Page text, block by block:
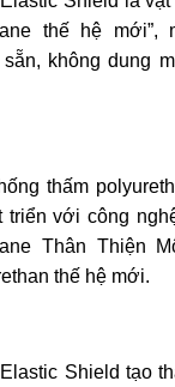
thế hệ mới”,
không dung
thấm
với công
Thân Thiện
thế hệ mới.
Shield tạo